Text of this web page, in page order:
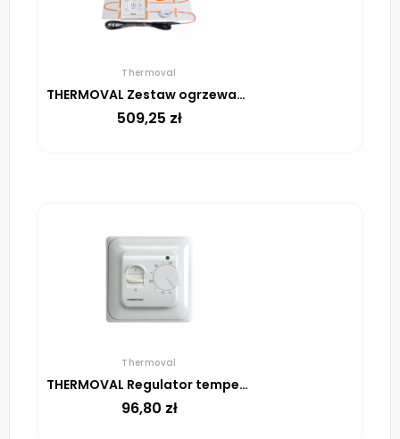
Thermoval
THERMOVAL Zestaw ogrzewania podłogowego – mata TV TO 2m² 170W/m² regulator TT 16 biały
509,25 zł
Thermoval
THERMOVAL Regulator temperatury TVM 05 Biały
96,80 zł